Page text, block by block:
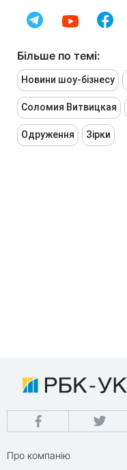
Більше по темі:
Новини шоу-бізнесу
Соломия Витвицкая
Одруження Зірки
Про компанію